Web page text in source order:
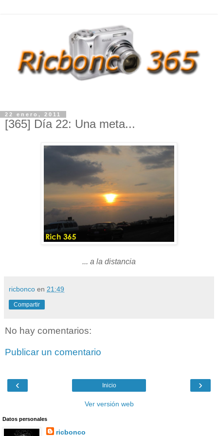
22 enero, 2011
[365] Día 22: Una meta...
... a la distancia
ricbonco en 21:49
Compartir
No hay comentarios:
Publicar un comentario
‹ ›
Inicio
Ver versión web
Datos personales
ricbonco